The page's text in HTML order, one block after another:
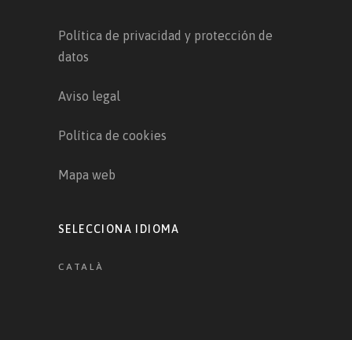
Política de privacidad y protección de
datos
Aviso legal
Política de cookies
Mapa web
SELECCIONA IDIOMA
CATALÀ